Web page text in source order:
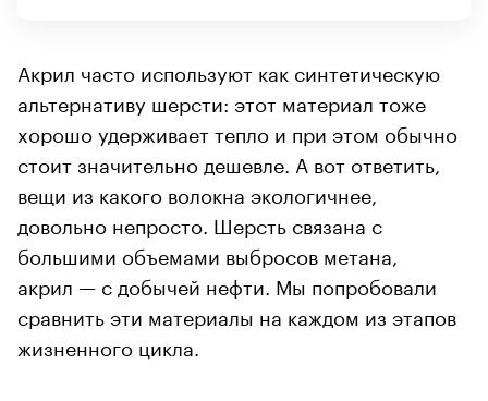
Акрил часто используют как синтетическую
альтернативу шерсти: этот материал тоже
хорошо удерживает тепло и при этом обычно
стоит значительно дешевле. А вот ответить,
вещи из какого волокна экологичнее,
довольно непросто. Шерсть связана с
большими объемами выбросов метана,
акрил — с добычей нефти. Мы попробовали
сравнить эти материалы на каждом из этапов
жизненного цикла.